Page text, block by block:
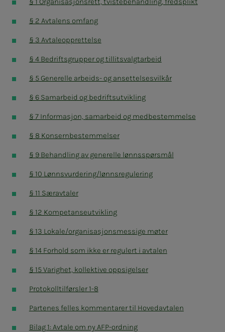
§ 2 Avtalens omfang
§ 3 Avtaleopprettelse
§ 4 Bedriftsgrupper og tillitsvalgtarbeid
§ 5 Generelle arbeids- og ansettelsesvilkår
§ 6 Samarbeid og bedriftsutvikling
§ 7 Informasjon, samarbeid og medbestemmelse
§ 8 Konsernbestemmelser
§ 9 Behandling av generelle lønnsspørsmål
§ 10 Lønnsvurdering/lønnsregulering
§ 11 Særavtaler
§ 12 Kompetanseutvikling
§ 13 Lokale/organisasjonsmessige møter
§ 14 Forhold som ikke er regulert i avtalen
§ 15 Varighet, kollektive oppsigelser
Protokolltilførsler 1-8
Partenes felles kommentarer til Hovedavtalen
Bilag 1: Avtale om ny AFP-ordning